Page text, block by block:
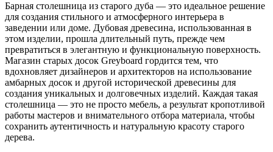
Барная столешница из старого дуба — это идеальное решение
для создания стильного и атмосферного интерьера в
заведении или доме. Дубовая древесина, использованная в
этом изделии, прошла длительный путь, прежде чем
превратиться в элегантную и функциональную поверхность.
Магазин старых досок Greyboard гордится тем, что
вдохновляет дизайнеров и архитекторов на использование
амбарных досок и другой исторической древесины для
создания уникальных и долговечных изделий. Каждая такая
столешница — это не просто мебель, а результат кропотливой
работы мастеров и внимательного отбора материала, чтобы
сохранить аутентичность и натуральную красоту старого
дерева.